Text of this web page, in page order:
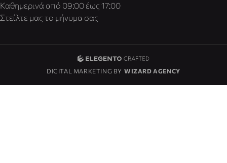
Καθημερινά από 09:00 έως 17:00
Στείλτε μας το μήνυμα σας
DIGITAL MARKETING BY WIZARD AGENCY